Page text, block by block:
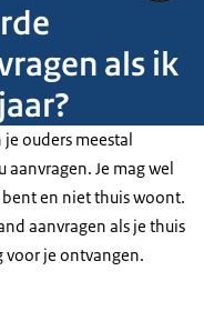
als ik
ouders meestal
Je mag wel
en niet thuis woont.
aanvragen als je thuis
voor je ontvangen.